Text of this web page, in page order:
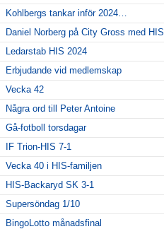
Kohlbergs tankar inför 2024…
Daniel Norberg på City Gross med HIS
Ledarstab HIS 2024
Erbjudande vid medlemskap
Vecka 42
Några ord till Peter Antoine
Gå-fotboll torsdagar
IF Trion-HIS 7-1
Vecka 40 i HIS-familjen
HIS-Backaryd SK 3-1
Supersöndag 1/10
BingoLotto månadsfinal